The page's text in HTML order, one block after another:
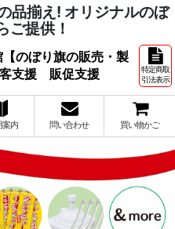
品揃え! オリジナルのぼ
ご提供！
のぼり旗の販売・製
支援 販促支援
特定商取
引法表示
案内 問い合わせ 買い物かご